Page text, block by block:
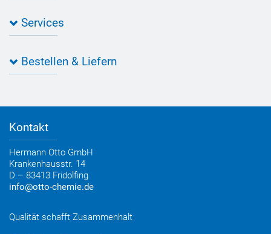
Presse
Jobs
Referenzen
Farbvielfalt
Informationen zu Prüfzeichen
Services
Farbempfehlungen
Verbrauchsrechner
Medienportal
Bestellen & Liefern
Bestelloptionen
Elektronischer Rechnungsversand
Entsorgung & Verpackungsrücknahme
Kontakt
Hermann Otto GmbH
Krankenhausstr. 14
D – 83413 Fridolfing
info@otto-chemie.de
Qualität schafft Zusammenhalt